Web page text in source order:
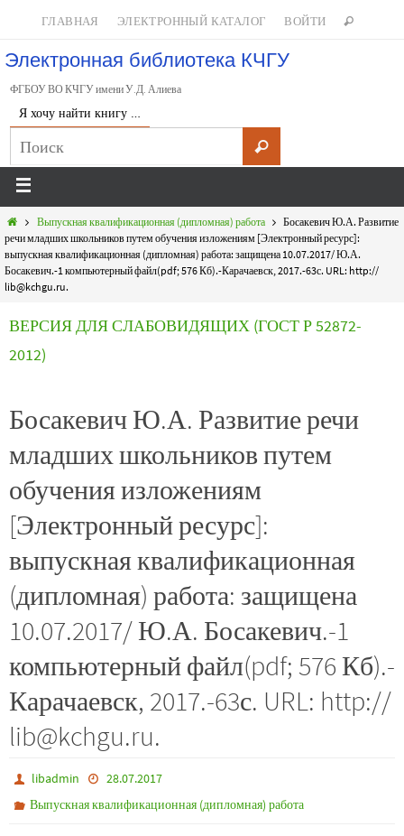
ГЛАВНАЯ ЭЛЕКТРОННЫЙ КАТАЛОГ ВОЙТИ
Электронная библиотека КЧГУ
ФГБОУ ВО КЧГУ имени У.Д. Алиева
Я хочу найти книгу …
Выпускная квалификационная (дипломная) работа
Босакевич Ю.А. Развитие
речи младших школьников путем обучения изложениям [Электронный ресурс]:
выпускная квалификационная (дипломная) работа: защищена 10.07.2017/ Ю.А.
Босакевич.-1 компьютерный файл(pdf; 576 Кб).-Карачаевск, 2017.-63с. URL: http://
lib@kchgu.ru.
ВЕРСИЯ ДЛЯ СЛАБОВИДЯЩИХ (ГОСТ Р 52872-
2012)
Босакевич Ю.А. Развитие речи
младших школьников путем
обучения изложениям
[Электронный ресурс]:
выпускная квалификационная
(дипломная) работа: защищена
10.07.2017/ Ю.А. Босакевич.-1
компьютерный файл(pdf; 576 Кб).-
Карачаевск, 2017.-63с. URL: http://
lib@kchgu.ru.
libadmin
28.07.2017
Выпускная квалификационная (дипломная) работа